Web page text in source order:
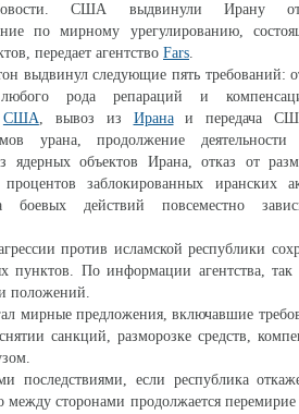
США выдвинули Ирану
по мирному урегулированию,
передает агентство Fars.
выдвинул следующие пять требований:
рода репараций и
США, вывоз из Иранаи передача
урана, продолжение деятельности
ядерных объектов Ирана, отказ от
заблокированных иранских
боевых действий повсеместно
против исламской республики
пунктов. По информации агентства,
положений.
мирные предложения, включавшие
санкций, разморозке средств,
последствиями, если республика
сторонами продолжается